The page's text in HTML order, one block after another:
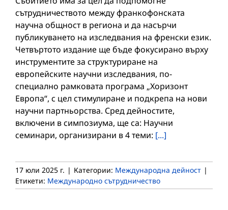
сътрудничеството между франкофонската
научна общност в региона и да насърчи
публикуването на изследвания на френски език.
Четвъртото издание ще бъде фокусирано върху
инструментите за структуриране на
европейските научни изследвания, по-
специално рамковата програма „Хоризонт
Европа“, с цел стимулиране и подкрепа на нови
научни партньорства. Сред дейностите,
включени в симпозиума, ще са: Научни
семинари, организирани в 4 теми: [...]
17 юли 2025 г. | Категории: Международна дейност |
Етикети: Международно сътрудничество